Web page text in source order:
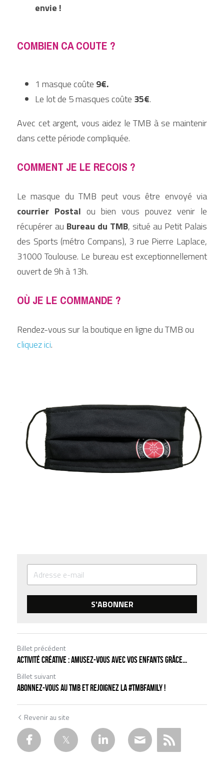
envie !
COMBIEN CA COUTE ?
1 masque coûte 9€.
Le lot de 5 masques coûte 35€.
Avec cet argent, vous aidez le TMB à se maintenir
dans cette période compliquée.
COMMENT JE LE RECOIS ?
courrier Postal ou bien vous pouvez venir le
récupérer au Bureau du TMB, situé au Petit Palais
des Sports (métro Compans), 3 rue Pierre Laplace,
31000 Toulouse. Le bureau est exceptionnellement
ouvert de 9h à 13h.
OÙ JE LE COMMANDE ?
cliquez ici.
S'ABONNER
Billet précédent
Activité créative : amusez-vous avec vos enfants grâce...
Billet suivant
Abonnez-vous au TMB et rejoignez la #TMBFamily !
Revenir au site